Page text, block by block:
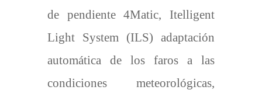
de pendiente 4Matic, Itelligent
Light System (ILS) adaptación
automática de los faros a las
condiciones meteorológicas,